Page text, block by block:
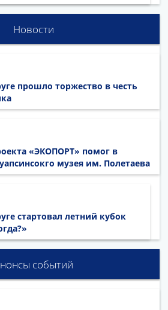
Новости
прошло торжество в честь
«ЭКОПОРТ» помог в
музея им. Полетаева
стартовал летний кубок
событий